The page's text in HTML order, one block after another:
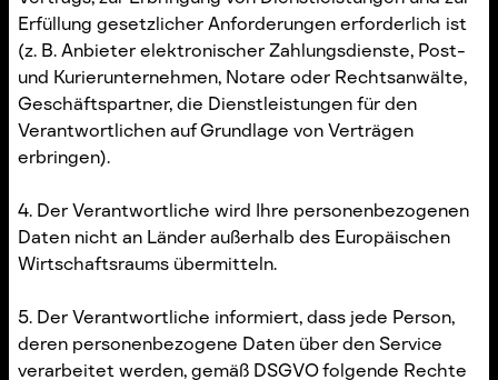
Erfüllung gesetzlicher Anforderungen erforderlich ist
(z. B. Anbieter elektronischer Zahlungsdienste, Post-
und Kurierunternehmen, Notare oder Rechtsanwälte,
Geschäftspartner, die Dienstleistungen für den
Verantwortlichen auf Grundlage von Verträgen
erbringen).
4. Der Verantwortliche wird Ihre personenbezogenen
Daten nicht an Länder außerhalb des Europäischen
Wirtschaftsraums übermitteln.
5. Der Verantwortliche informiert, dass jede Person,
deren personenbezogene Daten über den Service
verarbeitet werden, gemäß DSGVO folgende Rechte